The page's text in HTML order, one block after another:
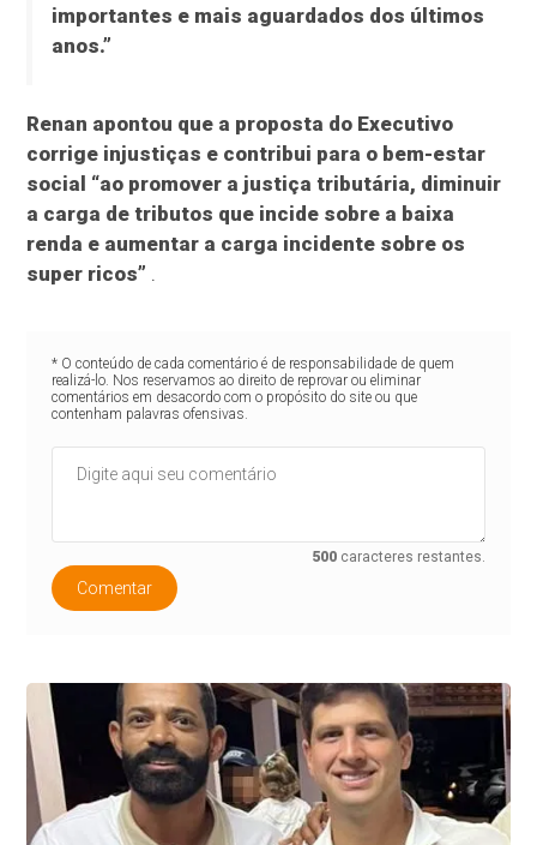
importantes e mais aguardados dos últimos
anos.”
Renan apontou que a proposta do Executivo
corrige injustiças e contribui para o bem-estar
social “ao promover a justiça tributária, diminuir
a carga de tributos que incide sobre a baixa
renda e aumentar a carga incidente sobre os
super ricos” .
* O conteúdo de cada comentário é de responsabilidade de quem
realizá-lo. Nos reservamos ao direito de reprovar ou eliminar
comentários em desacordo com o propósito do site ou que
contenham palavras ofensivas.
500 caracteres restantes.
Comentar